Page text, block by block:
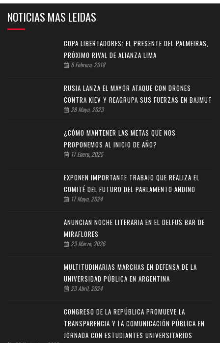
NOTICIAS MAS LEIDAS
COPA LIBERTADORES: EL PRESENTE DEL PALMEIRAS,
PRÓXIMO RIVAL DE ALIANZA LIMA
6 Febrero, 2018
RUSIA LANZA EL MAYOR ATAQUE CON DRONES
CONTRA KIEV Y REAGRUPA SUS FUERZAS EN BAJMUT
28 Mayo, 2023
¿CÓMO MANTENER LAS METAS QUE NOS
PROPONEMOS AL INICIO DE AÑO?
17 Enero, 2025
EXPONEN IMPORTANTE TRABAJO QUE REALIZA EL
COMITÉ DEL FUTURO DEL PARLAMENTO ANDINO
17 Mayo, 2024
ANUNCIAN NOCHE LITERARIA EN EL DELFUS BAR DE
MIRAFLORES
23 Marzo, 2026
MULTITUDINARIAS MARCHAS EN DEFENSA DE LA
UNIVERSIDAD PÚBLICA EN ARGENTINA
23 Abril, 2024
CONGRESO DE LA REPÚBLICA PROMUEVE LA
TRANSPARENCIA Y LA COMUNICACIÓN PÚBLICA EN
JORNADA CON ESTUDIANTES UNIVERSITARIOS